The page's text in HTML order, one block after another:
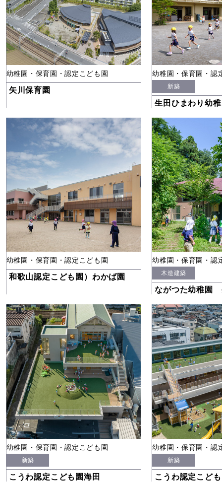
幼稚園・保育園・認定こども園
矢川保育園
幼稚園・保育園・認
新築
生田ひまわり幼
幼稚園・保育園・認定こども園
和歌山認定こども園）わかば園
幼稚園・保育園・認
木造建築
ながつた幼稚園
幼稚園・保育園・認定こども園
新築
こうわ認定こども園海田
幼稚園・保育園・認
新築
こうわ認定こど